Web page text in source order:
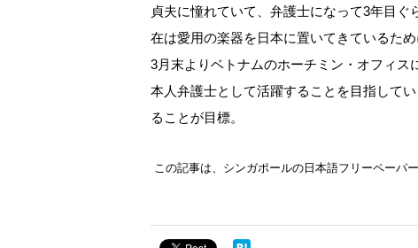
貞夫に憧れていて、弁護士になって3年目
在は愛用の楽器を日本に置いてきているた
3月末よりベトナムのホーチミン・オフィス
本人弁護士として活躍することを目指して
ることが目標。
この記事は、シンガポールの日本語フリーペーパ